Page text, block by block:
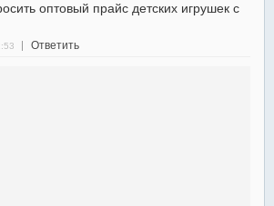
оптовый прайс детских игрушек с
Ответить